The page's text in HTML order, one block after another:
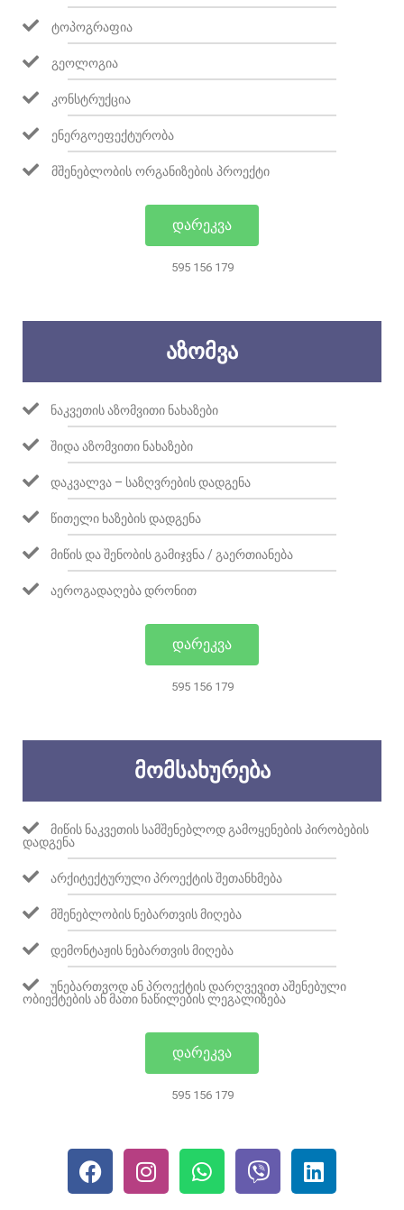
ᲢᲝᲞᲝᲒᲠᲐᲤᲘᲐ
ᲒᲔᲝᲚᲝᲒᲘᲐ
ᲙᲝᲜᲡᲢᲠᲣᲥᲪᲘᲐ
ᲔᲜᲔᲠᲒᲝᲔᲤᲔᲥᲢᲣᲠᲝᲑᲐ
ᲛᲨᲔᲜᲔᲑᲚᲝᲑᲘᲡ ᲝᲠᲒᲐᲜᲘᲖᲔᲑᲘᲡ ᲞᲠᲝᲔᲥᲢᲘ
ᲓᲐᲠᲔᲙᲕᲐ
595 156 179
ᲐᲖᲝᲛᲕᲐ
ᲜᲐᲙᲕᲔᲗᲘᲡ ᲐᲖᲝᲛᲕᲘᲗᲘ ᲜᲐᲮᲐᲖᲔᲑᲘ
ᲨᲘᲓᲐ ᲐᲖᲝᲛᲕᲘᲗᲘ ᲜᲐᲮᲐᲖᲔᲑᲘ
ᲓᲐᲙᲕᲐᲚᲕᲐ – ᲡᲐᲖᲦᲕᲠᲔᲑᲘᲡ ᲓᲐᲓᲒᲔᲜᲐ
ᲬᲘᲗᲔᲚᲘ ᲮᲐᲖᲔᲑᲘᲡ ᲓᲐᲓᲒᲔᲜᲐ
ᲛᲘᲬᲘᲡ ᲓᲐ ᲨᲔᲜᲝᲑᲘᲡ ᲒᲐᲛᲘᲯᲕᲜᲐ / ᲒᲐᲔᲠᲗᲘᲐᲜᲔᲑᲐ
ᲐᲔᲠᲝᲒᲐᲓᲐᲦᲔᲑᲐ ᲓᲠᲝᲜᲘᲗ
ᲓᲐᲠᲔᲙᲕᲐ
595 156 179
ᲛᲝᲛᲡᲐᲮᲣᲠᲔᲑᲐ
ᲛᲘᲬᲘᲡ ᲜᲐᲙᲕᲔᲗᲘᲡ ᲡᲐᲛᲨᲔᲜᲔᲑᲚᲝᲓ ᲒᲐᲛᲝᲧᲔᲜᲔᲑᲘᲡ ᲞᲘᲠᲝᲑᲔᲑᲘᲡ
ᲓᲐᲓᲒᲔᲜᲐ
ᲐᲠᲥᲘᲢᲔᲥᲢᲣᲠᲣᲚᲘ ᲞᲠᲝᲔᲥᲢᲘᲡ ᲨᲔᲗᲐᲜᲮᲛᲔᲑᲐ
ᲛᲨᲔᲜᲔᲑᲚᲝᲑᲘᲡ ᲜᲔᲑᲐᲠᲗᲕᲘᲡ ᲛᲘᲦᲔᲑᲐ
ᲓᲔᲛᲝᲜᲢᲐᲟᲘᲡ ᲜᲔᲑᲐᲠᲗᲕᲘᲡ ᲛᲘᲦᲔᲑᲐ
ᲣᲜᲔᲑᲐᲠᲗᲕᲝᲓ ᲐᲜ ᲞᲠᲝᲔᲥᲢᲘᲡ ᲓᲐᲠᲦᲕᲔᲕᲘᲗ ᲐᲨᲔᲜᲔᲑᲣᲚᲘ
ᲝᲑᲘᲔᲥᲢᲔᲑᲘᲡ ᲐᲜ ᲛᲐᲗᲘ ᲜᲐᲬᲘᲚᲔᲑᲘᲡ ᲚᲔᲒᲐᲚᲘᲖᲔᲑᲐ
ᲓᲐᲠᲔᲙᲕᲐ
595 156 179